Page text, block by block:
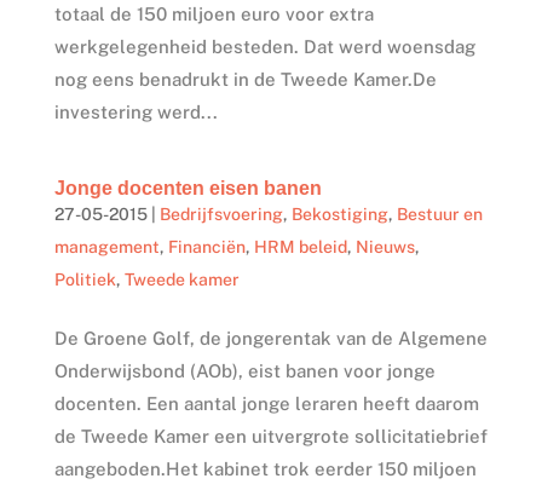
totaal de 150 miljoen euro voor extra
werkgelegenheid besteden. Dat werd woensdag
nog eens benadrukt in de Tweede Kamer.De
investering werd...
Jonge docenten eisen banen
27-05-2015| Bedrijfsvoering, Bekostiging, Bestuur en
management, Financiën, HRM beleid, Nieuws,
Politiek, Tweede kamer
De Groene Golf, de jongerentak van de Algemene
Onderwijsbond (AOb), eist banen voor jonge
docenten. Een aantal jonge leraren heeft daarom
de Tweede Kamer een uitvergrote sollicitatiebrief
aangeboden.Het kabinet trok eerder 150 miljoen